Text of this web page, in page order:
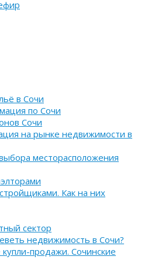
в Сочи
по Сочи
Сочи
на рынке недвижимости в
месторасположения
Как на них
сектор
недвижимость в Сочи?
продажи. Сочинские